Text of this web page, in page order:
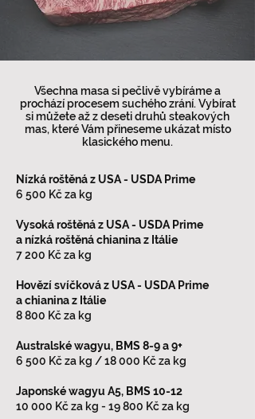
Všechna masa si pečlivě vybíráme a
prochází procesem suchého zrání. Vybírat
si můžete až z deseti druhů steakových
mas, které Vám přineseme ukázat místo
klasického menu.
Nízká roštěná z USA - USDA Prime
6 500 Kč za kg
Vysoká roštěná z USA - USDA Prime
a nízká roštěná chianina z Itálie
7 200 Kč za kg
Hovězí svíčková z USA - USDA Prime
a chianina z Itálie
8 800 Kč za kg
Australské wagyu, BMS 8-9 a 9+
6 500 Kč za kg / 18 000 Kč za kg
Japonské wagyu A5, BMS 10-12
10 000 Kč za kg - 19 800 Kč za kg